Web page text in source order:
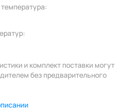
и комплект поставки могут
без предварительного